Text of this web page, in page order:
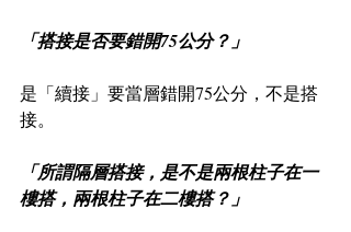
「搭接是否要錯開75公分？」
是「續接」要當層錯開75公分，不是搭
接。
「所謂隔層搭接，是不是兩根柱子在一
樓搭，兩根柱子在二樓搭？」